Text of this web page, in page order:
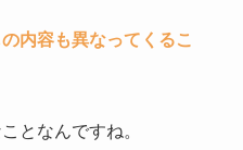
内容も異なってくるこ
となんですね。